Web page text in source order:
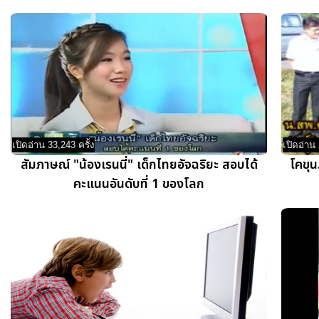
เปิดอ่าน 33,243 ครั้ง
สัมภาษณ์ "น้องเรนนี่" เด็กไทยอัจฉริยะ สอบได้
คะแนนอันดับที่ 1 ของโลก
เปิดอ่าน
โคขุ